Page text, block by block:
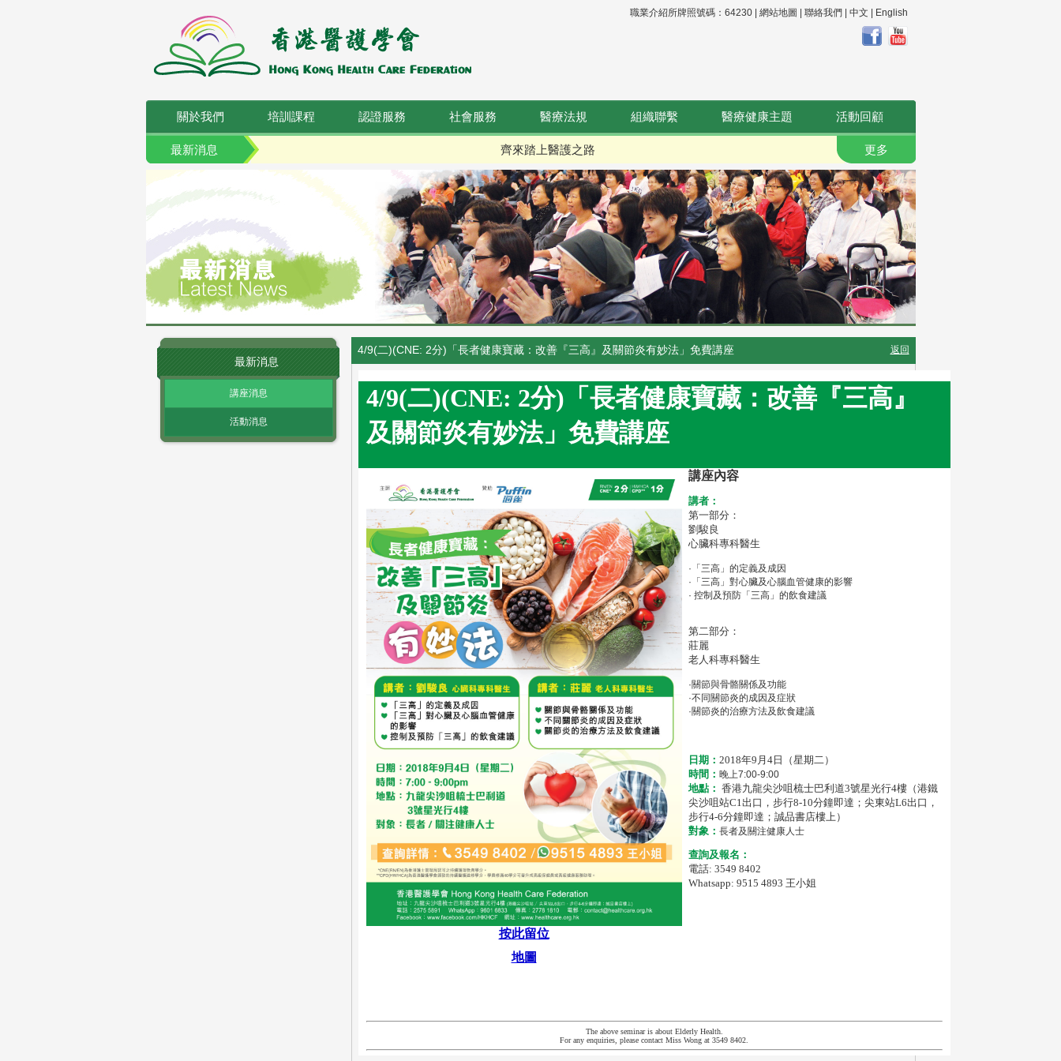
職業介紹所牌照號碼：64230 | 網站地圖 聯絡我們 中文 English
關於我們 培訓課程 認證服務 社會服務 醫療法規 組織聯繫 醫療健康主題 活動回顧
最新消息 齊來踏上醫護之路 更多
最新消息
講座消息
活動消息
4/9(二)(CNE: 2分)「長者健康寶藏：改善『三高』及關節炎有妙法」免費講座 返回
4/9(二)(CNE: 2分)「長者健康寶藏：改善『三高』
及關節炎有妙法」免費講座
按此留位
地圖
講座內容
講者：
第一部分：
劉駿良
心臟科專科醫生
·「三高」的定義及成因
·「三高」對心臟及心腦血管健康的影響
· 控制及預防「三高」的飲食建議
第二部分：
莊麗
老人科專科醫生
·關節與骨骼關係及功能
·不同關節炎的成因及症狀
·關節炎的治療方法及飲食建議
日期： 2018年9月4日（星期二）
時間： 晚上7:00-9:00
地點： 香港九龍尖沙咀梳士巴利道3號星光行4樓（港鐵
尖沙咀站C1出口，步行8-10分鐘即達；尖東站L6出口，
步行4-6分鐘即達；誠品書店樓上）
對象： 長者及關注健康人士
查詢及報名：
電話: 3549 8402
Whatsapp: 9515 4893 王小姐
The above seminar is about Elderly Health.
For any enquiries, please contact Miss Wong at 3549 8402.